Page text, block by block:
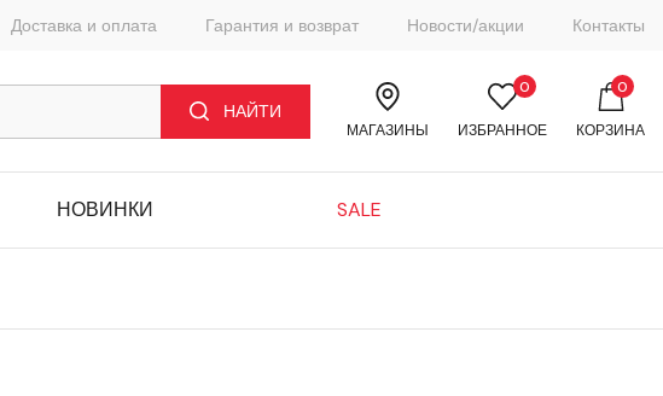
Доставка и оплата Гарантия и возврат Новости/акции Контакты
НАЙТИ
МАГАЗИНЫ ИЗБРАННОЕ
0
КОРЗИНА
0
НОВИНКИ SALE